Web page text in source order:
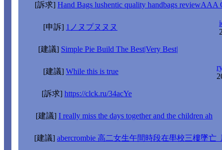
[訴求] Hand Bags lushentic quality handbags reviewAAA
[申訴] 1ノヌプヌヌヌ
[建議] Simple Pie Build The Best|Very Best|
[建議] While this is true
[訴求] https://clck.ru/34acYe
[建議] I really miss the days together and the children ah
[建議] abercrombie 高二女生午間時段在壆校三樓墜亡